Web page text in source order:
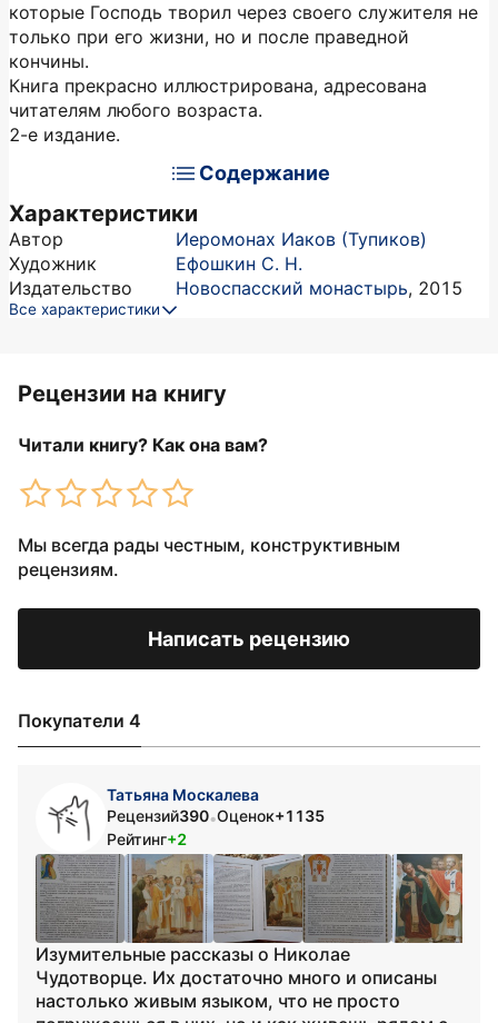
которые Господь творил через своего служителя не
только при его жизни, но и после праведной
кончины.
Книга прекрасно иллюстрирована, адресована
читателям любого возраста.
2-е издание.
Содержание
Характеристики
Автор
Иеромонах Иаков (Тупиков)
Художник
Ефошкин С. Н.
Издательство
Новоспасский монастырь, 2015
Все характеристики
Рецензии на книгу
Читали книгу? Как она вам?
Мы всегда рады честным, конструктивным
рецензиям.
Написать рецензию
Покупатели 4
Татьяна Москалева
Рецензий390•Оценок+1135
Рейтинг+2
Изумительные рассказы о Николае
Чудотворце. Их достаточно много и описаны
настолько живым языком, что не просто